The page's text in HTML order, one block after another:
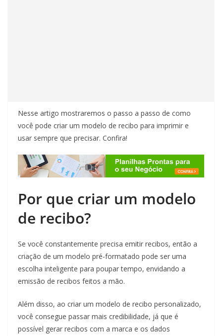
Nesse artigo mostraremos o passo a passo de como
você pode criar um modelo de recibo para imprimir e
usar sempre que precisar. Confira!
Por que criar um modelo
de recibo?
Se você constantemente precisa emitir recibos, então a
criação de um modelo pré-formatado pode ser uma
escolha inteligente para poupar tempo, envidando a
emissão de recibos feitos a mão.
Além disso, ao criar um modelo de recibo personalizado,
você consegue passar mais credibilidade, já que é
possível gerar recibos com a marca e os dados